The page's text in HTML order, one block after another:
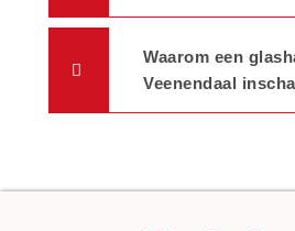
Waarom een
Veenendaal